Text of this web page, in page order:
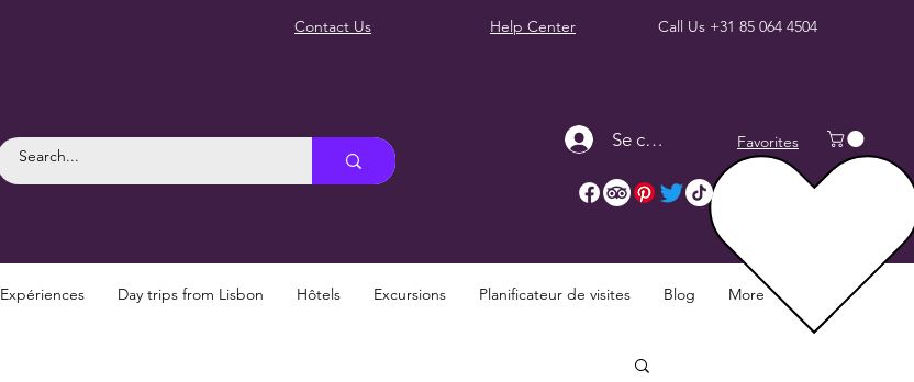
Contact Us Help Center Call Us +31 85 064 4504
Se connecter Favorites
Expériences Day trips from Lisbon Hôtels Excursions Planificateur de visites Blog More